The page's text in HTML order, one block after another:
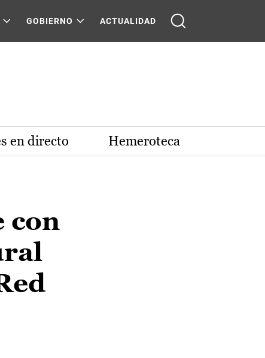
GOBIERNO ACTUALIDAD
en directo Hemeroteca
con